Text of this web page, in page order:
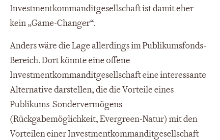
Investmentkommanditgesellschaft ist damit eher
kein „Game-Changer“.
Anders wäre die Lage allerdings im Publikumsfonds-
Bereich. Dort könnte eine offene
Investmentkommanditgesellschaft eine interessante
Alternative darstellen, die die Vorteile eines
Publikums-Sondervermögens
(Rückgabemöglichkeit, Evergreen-Natur) mit den
Vorteilen einer Investmentkommanditgesellschaft